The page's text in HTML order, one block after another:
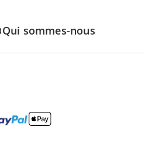
Qui sommes-nous